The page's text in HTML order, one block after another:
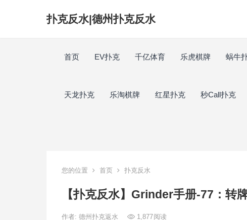
扑克反水|德州扑克反水
首页 EV扑克 千亿体育 乐虎棋牌 蜗牛
天龙扑克 乐淘棋牌 红星扑克 秒Call扑克
您的位置 首页 扑克反水
【扑克反水】Grinder手册-77：转
作者: 德州扑克返水 1,877阅读